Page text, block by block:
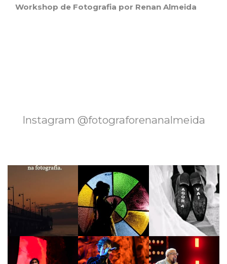
Workshop de Fotografia por Renan Almeida
Instagram @fotograforenanalmeida